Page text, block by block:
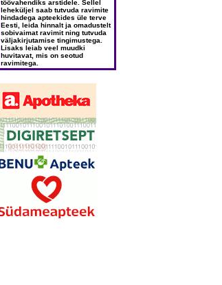
töövahendiks arstidele. Sellel
leheküljel saab tutvuda ravimite
hindadega apteekides üle terve
Eesti, leida hinnalt ja omadustelt
sobivaimat ravimit ning tutvuda
väljakirjutamise tingimustega.
Lisaks leiab veel muudki
huvitavat, mis on seotud
ravimitega.